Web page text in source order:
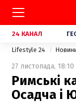
24 КАНАЛ
Lifestyle 24
27 листопада, 18:10
Римські
Осадча і